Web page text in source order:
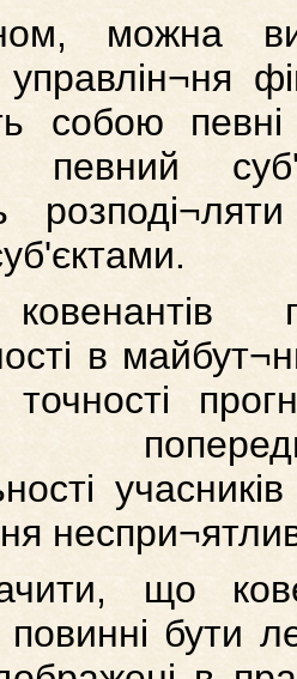
можна
управлін¬ня
собою певні
певний
в
точності
що
повинні бути